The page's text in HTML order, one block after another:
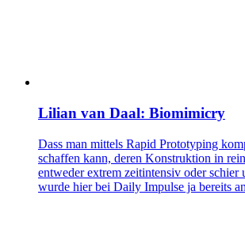
Lilian van Daal: Biomimicry
Dass man mittels Rapid Prototyping
schaffen kann, deren Konstruktion in
entweder extrem zeitintensiv oder schier
wurde hier bei Daily Impulse ja bereits